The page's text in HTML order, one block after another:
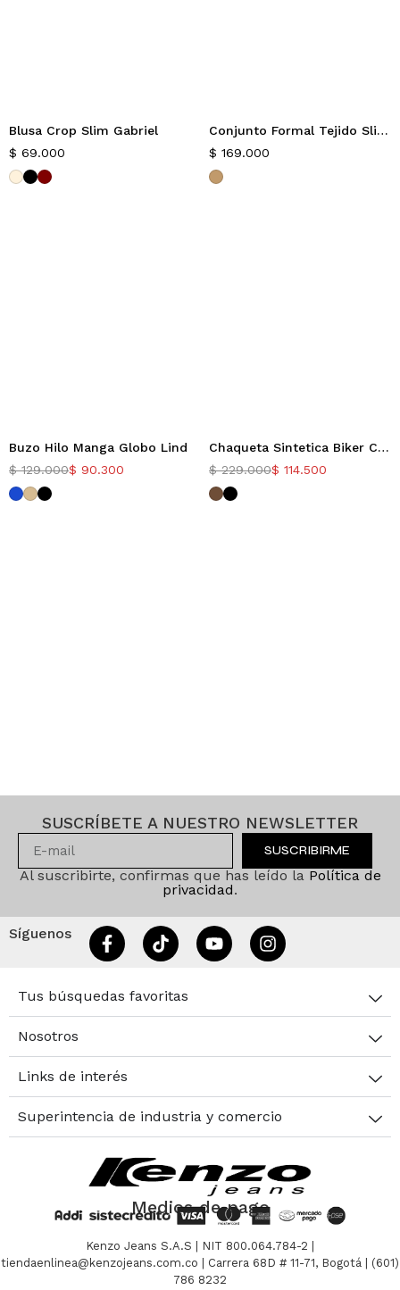
Blusa Crop Slim Gabriel
$ 69.000
Conjunto Formal Tejido Slim Everyday
$ 169.000
-30%
Buzo Hilo Manga Globo Lind
$129.000$ 90.300
-50%
Chaqueta Sintetica Biker Crystal
$229.000$ 114.500
SUSCRÍBETE A NUESTRO NEWSLETTER
SUSCRIBIRME
Al suscribirte, confirmas que has leído la Política de
privacidad.
Síguenos
Tus búsquedas favoritas
Nosotros
Links de interés
Superintencia de industria y comercio
Medios de pago
Kenzo Jeans S.A.S | NIT 800.064.784-2 |
tiendaenlinea@kenzojeans.com.co | Carrera 68D # 11-71, Bogotá | (601)
786 8232